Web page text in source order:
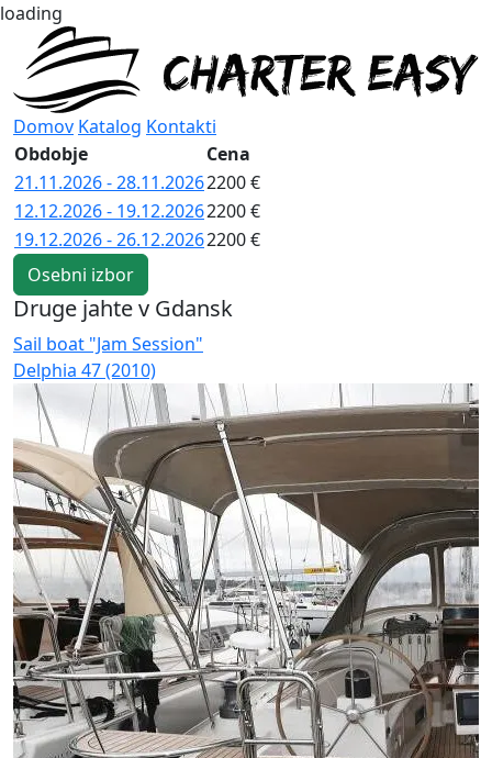
loading
Domov Katalog Kontakti
Obdobje
Cena
21.11.2026 - 28.11.20262200 €
12.12.2026 - 19.12.20262200 €
19.12.2026 - 26.12.20262200 €
Osebni izbor
Druge jahte v Gdansk
Sail boat "Jam Session"
Delphia 47 (2010)